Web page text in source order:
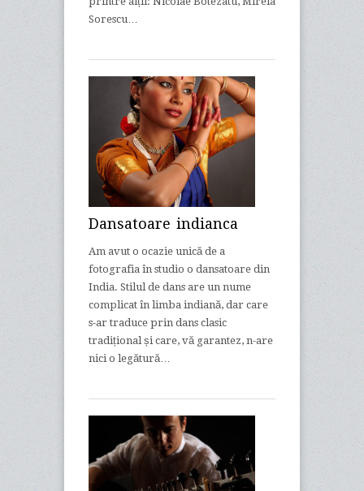
Sorescu…
Dansatoare indianca
Am avut o ocazie unică de a
fotografia în studio o dansatoare din
India. Stilul de dans are un nume
complicat în limba indiană, dar care
s-ar traduce prin dans clasic
tradițional și care, vă garantez, n-are
nici o legătură…